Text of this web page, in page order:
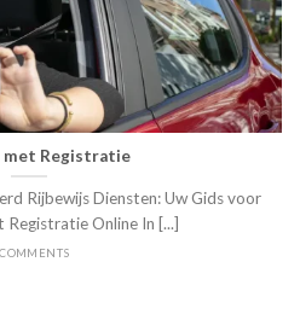
met Registratie
Rijbewijs Diensten: Uw Gids voor
Registratie Online In [...]